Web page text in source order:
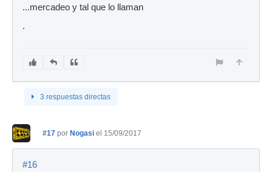
...mercadeo y tal que lo llaman
.
3 respuestas directas
#17 por Nogasi el 15/09/2017
#16